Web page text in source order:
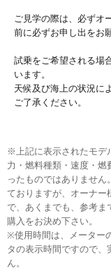
ご見学の際は、必ずオ
前に必ずお申し出をお
試乗をご希望される場
います。
天候及び海上の状況に
ご了承ください。
※上記に表示されたモデ
力・燃料種類・速度・燃
ったものではありませ
ておりますが、オーナー
で、あくまでも、参考
購入をお決め下さい。
※使用時間は、メーター
タの表示時間ですので
ん。